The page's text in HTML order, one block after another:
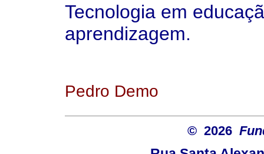
Tecnologia em
aprendizagem.
Pedro Demo
© 2026